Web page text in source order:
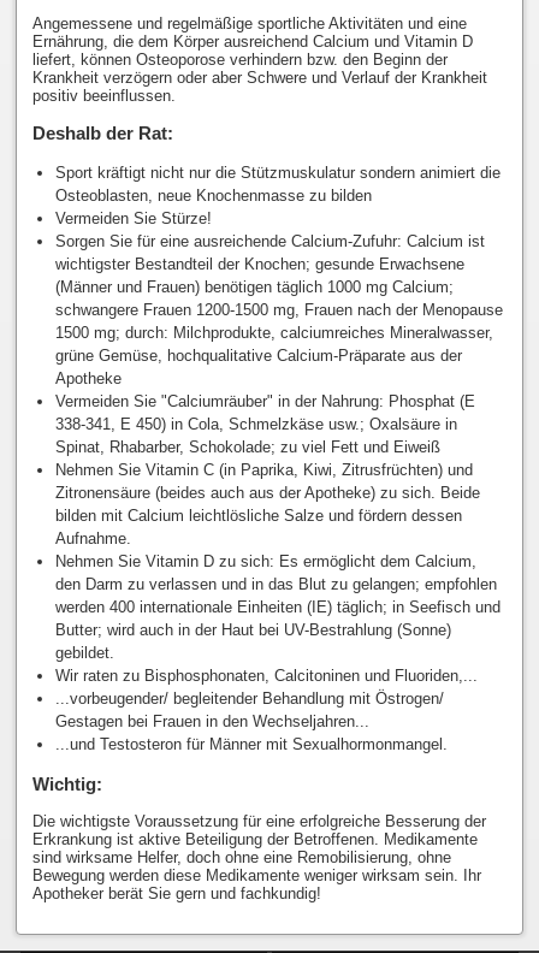
Angemessene und regelmäßige sportliche Aktivitäten und eine
Ernährung, die dem Körper ausreichend Calcium und Vitamin D
liefert, können Osteoporose verhindern bzw. den Beginn der
Krankheit verzögern oder aber Schwere und Verlauf der Krankheit
positiv beeinflussen.
Deshalb der Rat:
Sport kräftigt nicht nur die Stützmuskulatur sondern animiert die
Osteoblasten, neue Knochenmasse zu bilden
Vermeiden Sie Stürze!
Sorgen Sie für eine ausreichende Calcium-Zufuhr: Calcium ist
wichtigster Bestandteil der Knochen; gesunde Erwachsene
(Männer und Frauen) benötigen täglich 1000 mg Calcium;
schwangere Frauen 1200-1500 mg, Frauen nach der Menopause
1500 mg; durch: Milchprodukte, calciumreiches Mineralwasser,
grüne Gemüse, hochqualitative Calcium-Präparate aus der
Apotheke
Vermeiden Sie "Calciumräuber" in der Nahrung: Phosphat (E
338-341, E 450) in Cola, Schmelzkäse usw.; Oxalsäure in
Spinat, Rhabarber, Schokolade; zu viel Fett und Eiweiß
Nehmen Sie Vitamin C (in Paprika, Kiwi, Zitrusfrüchten) und
Zitronensäure (beides auch aus der Apotheke) zu sich. Beide
bilden mit Calcium leichtlösliche Salze und fördern dessen
Aufnahme.
Nehmen Sie Vitamin D zu sich: Es ermöglicht dem Calcium,
den Darm zu verlassen und in das Blut zu gelangen; empfohlen
werden 400 internationale Einheiten (IE) täglich; in Seefisch und
Butter; wird auch in der Haut bei UV-Bestrahlung (Sonne)
gebildet.
Wir raten zu Bisphosphonaten, Calcitoninen und Fluoriden,...
...vorbeugender/ begleitender Behandlung mit Östrogen/
Gestagen bei Frauen in den Wechseljahren...
...und Testosteron für Männer mit Sexualhormonmangel.
Wichtig:
Die wichtigste Voraussetzung für eine erfolgreiche Besserung der
Erkrankung ist aktive Beteiligung der Betroffenen. Medikamente
sind wirksame Helfer, doch ohne eine Remobilisierung, ohne
Bewegung werden diese Medikamente weniger wirksam sein. Ihr
Apotheker berät Sie gern und fachkundig!